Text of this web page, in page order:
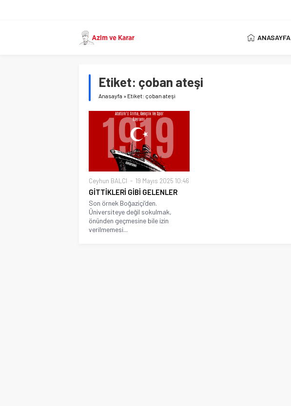
ANASAYFA
Etiket: çoban ateşi
Anasayfa » Etiket: çoban ateşi
Ceyhun BALCI 19 Mayıs 2025 10:46
GİTTİKLERİ GİBİ GELENLER
Son örnek Boğaziçi’den.
Üniversiteye değil sokulmak,
önünden geçmesine bile izin
verilmemesi...